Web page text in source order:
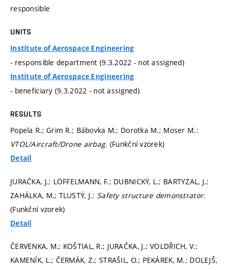
responsible
UNITS
Institute of Aerospace Engineering
- responsible department (9.3.2022 - not assigned)
Institute of Aerospace Engineering
- beneficiary (9.3.2022 - not assigned)
RESULTS
Popela R.; Grim R.; Bábovka M.; Dorotka M.; Moser M.:
VTOL/Aircraft/Drone airbag. (Funkční vzorek)
Detail
JURAČKA, J.; LÖFFELMANN, F.; DUBNICKÝ, L.; BARTYZAL, J.;
ZAHÁLKA, M.; TLUSTÝ, J.: Safety structure demonstrator.
(Funkční vzorek)
Detail
ČERVENKA, M.; KOŠTIAL, R.; JURAČKA, J.; VOLDŘICH, V.;
KAMENÍK, L.; ČERMÁK, Z.; STRAŠIL, O.; PEKÁREK, M.; DOLEJŠ,